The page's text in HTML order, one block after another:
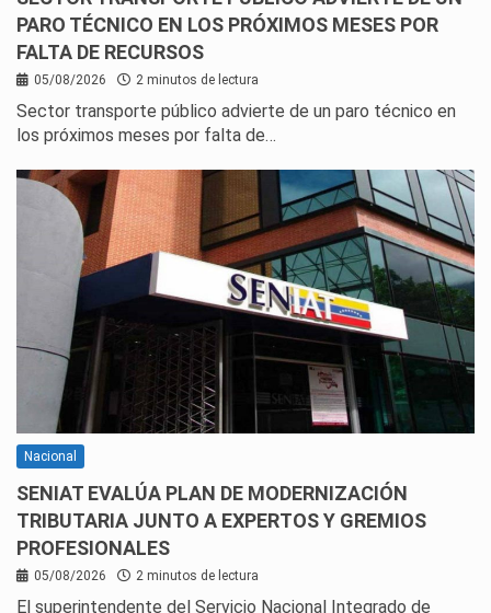
PARO TÉCNICO EN LOS PRÓXIMOS MESES POR
FALTA DE RECURSOS
05/08/2026 2 minutos de lectura
Sector transporte público advierte de un paro técnico en
los próximos meses por falta de…
Nacional
SENIAT EVALÚA PLAN DE MODERNIZACIÓN
TRIBUTARIA JUNTO A EXPERTOS Y GREMIOS
PROFESIONALES
05/08/2026 2 minutos de lectura
El superintendente del Servicio Nacional Integrado de